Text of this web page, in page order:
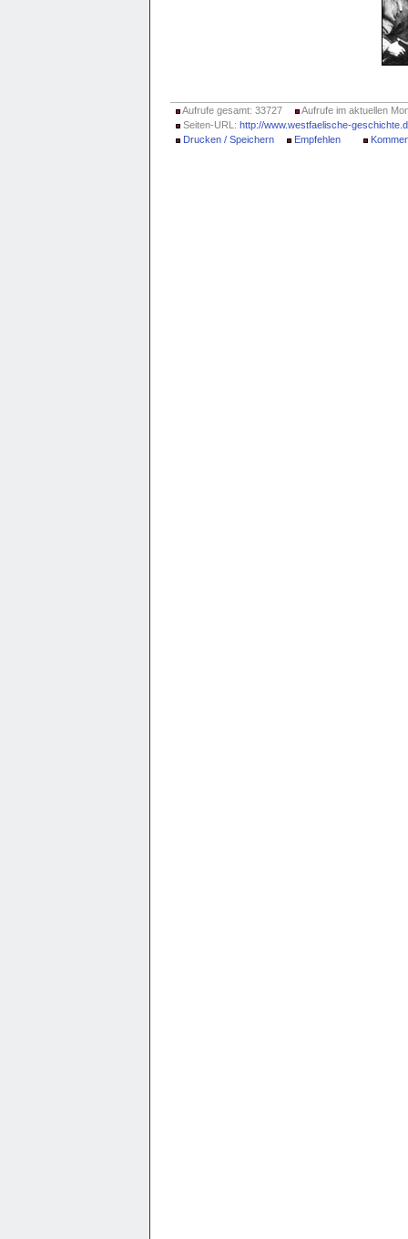
Aufrufe gesamt: 33727
Aufrufe im aktuellen
Seiten-URL: http://www.westfaelische-
Drucken / Speichern
Empfehlen